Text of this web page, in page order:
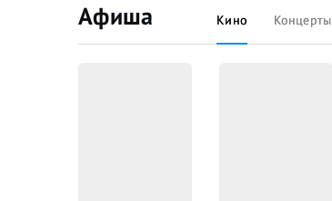
Афиша Кино Концерты